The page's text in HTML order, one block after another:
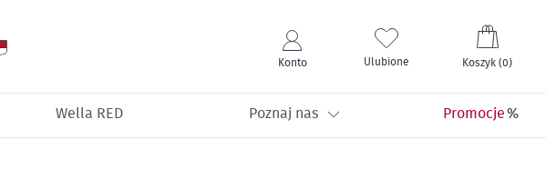
Konto Ulubione Koszyk (0)
Wella RED Poznaj nas Promocje